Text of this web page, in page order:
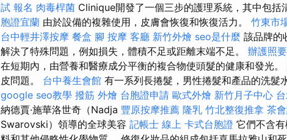
試 報名 肉毒桿菌 Clinique開發了一個三步的護理系統，其中包括
胞證宜蘭 由於設備的複雜使用，皮膚會恢復和恢復活力。 竹東市
台中輕井澤按摩 餐盒 腳 按摩 客廳 新竹外燴 seo是什麼 該品牌的
解決了特殊問題，例如損失，體積不足或距離末端不足。 辦護照
在短期內，由營養和醫療成分平衡的複合物使頭髮的健康和發光
皮問題。 台中養生會館 有一系列長捲髮，男性捲髮和產品的洗髮
google seo教學 撥筋 外燴 台胞證申請 歐式外燴 新竹月子中心
納德賈·施華洛世奇（Nadja 豐原按摩推薦 隆乳 竹北整復推拿 茶
Swarovski）領導的全球美容 記帳士 線上 卡式台胞證 它們不含